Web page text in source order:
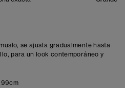
se ajusta gradualmente hasta
para un look contemporáneo y
99cm